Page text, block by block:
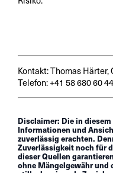
Kontakt: Thomas
Telefon: +41 58 680 60 44
Disclaimer: Die in
Informationen und
zuverlässig erachten.
Zuverlässigkeit noch für
dieser Quellen
ohne Mängelgewähr und